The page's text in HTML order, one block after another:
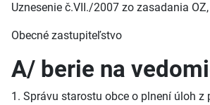
Uznesenie č.VII./2007 zo zasadania
Obecné zastupiteľstvo
A/ berie na
1. Správu starostu obce o plnení úloh z